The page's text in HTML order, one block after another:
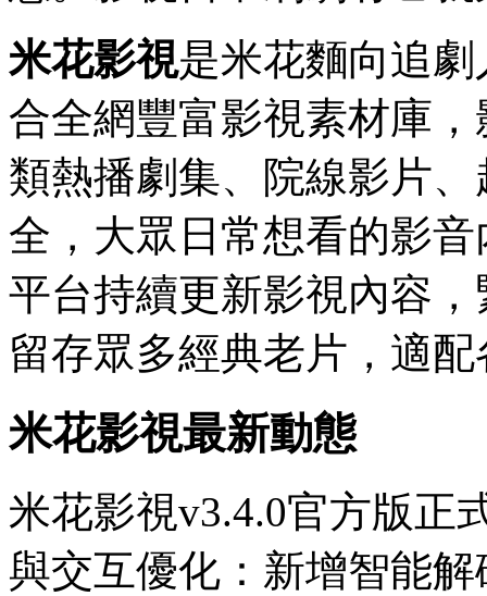
米花影視是米花麵向追
合全網豐富影視素材庫
類熱播劇集、院線影片
全，大眾日常想看的影
平台持續更新影視內容
留存眾多經典老片，適
米花影視最新動態
米花影視v3.4.0官方版正
與交互優化：新增智能